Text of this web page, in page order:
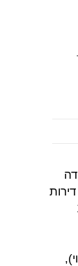
ביישוב פרדס חנה, ברחוב למרחב, במסגרתו יפונו 28 דירות
14